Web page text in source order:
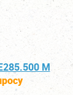
M